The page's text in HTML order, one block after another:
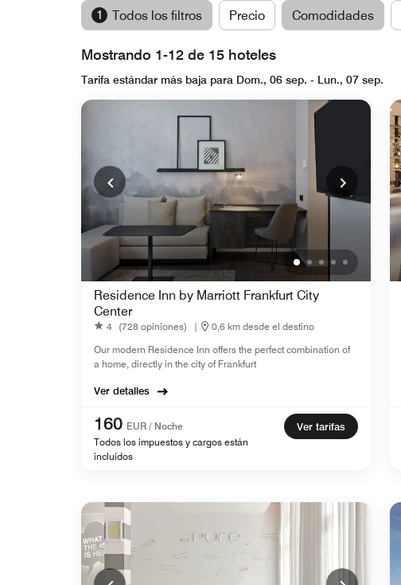
1 Todos los filtros Precio Comodidades
Mostrando 1-12 de 15 hoteles
Tarifa estándar más baja para Dom., 06 sep. - Lun., 07 sep.
Residence Inn by Marriott Frankfurt City
Center
4 (728 opiniones) |
0,6 km desde el destino
Our modern Residence Inn offers the perfect combination of
a home, directly in the city of Frankfurt
Ver detalles
160 EUR / Noche
Todos los impuestos y cargos están
incluidos
Ver tarifas